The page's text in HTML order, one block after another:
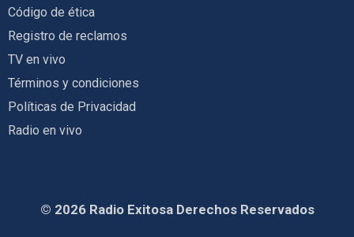
Código de ética
Registro de reclamos
TV en vivo
Términos y condiciones
Políticas de Privacidad
Radio en vivo
© 2026 Radio Exitosa Derechos Reservados